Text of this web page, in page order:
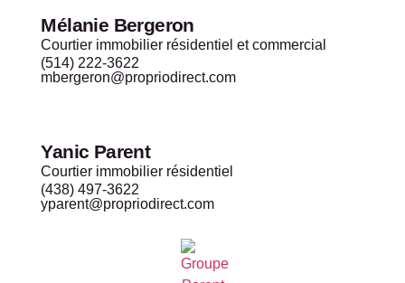
Mélanie Bergeron
Courtier immobilier résidentiel et commercial
(514) 222-3622
mbergeron@propriodirect.com
Yanic Parent
Courtier immobilier résidentiel
(438) 497-3622
yparent@propriodirect.com